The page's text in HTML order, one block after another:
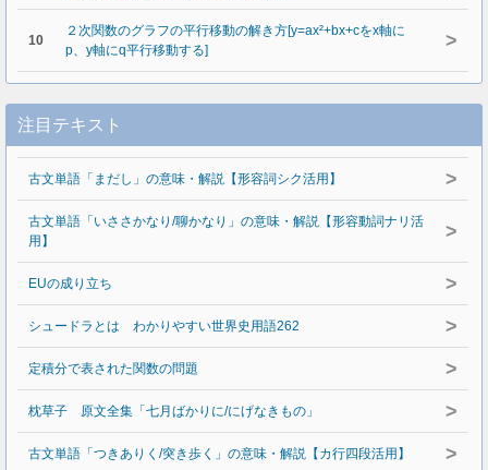
10
２次関数のグラフの平行移動の解き方[y=ax²+bx+cをx軸に
p、y軸にq平行移動する]
>
注目テキスト
古文単語「まだし」の意味・解説【形容詞シク活用】 >
古文単語「いささかなり/聊かなり」の意味・解説【形容動詞ナリ活
用】
>
EUの成り立ち >
シュードラとは わかりやすい世界史用語262 >
定積分で表された関数の問題 >
枕草子 原文全集「七月ばかりに/にげなきもの」 >
古文単語「つきありく/突き歩く」の意味・解説【カ行四段活用】 >